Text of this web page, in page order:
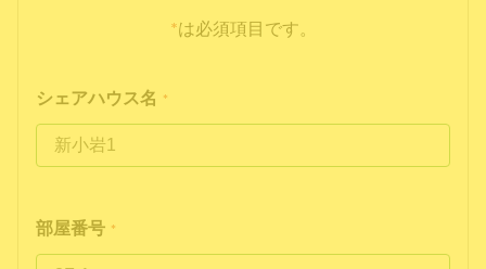
*は必須項目です。
シェアハウス名 *
部屋番号 *